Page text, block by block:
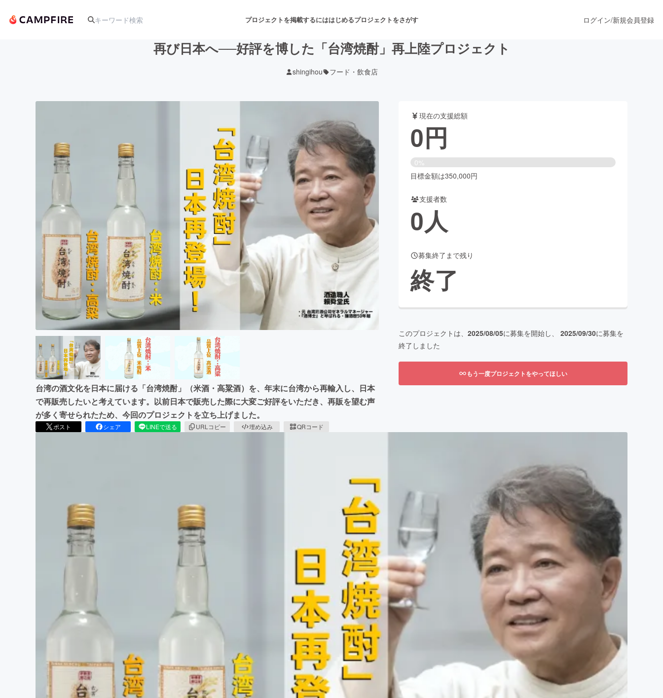
プロジェクトを掲載するにははじめるプロジェクトをさがす
舞台・パフォーマンス
テクノロジー・ガジェット ゲーム・サービス開発 フード・飲食店
映像・映画 書籍・雑誌出版 アニメ・漫画
ビジネス・起業 チャレンジ ビューティー・ヘルスケア
まちづくり・地域活性化
CAMPFIRE for Social Good CAMPFIRE Creation
CAMPFIREふるさと納税machi-ya コミュニティ
ログイン/新規会員登録
再び日本へ──好評を博した「台湾焼酎」再上陸プロジェクト
shingihou フード・飲食店
台湾の酒文化を日本に届ける「台湾焼酎」（米酒・高粱酒）を、年末に台湾から再輸入し、日本
で再販売したいと考えています。以前日本で販売した際に大変ご好評をいただき、再販を望む声
が多く寄せられたため、今回のプロジェクトを立ち上げました。
ポスト シェア LINEで送る URLコピー 埋め込み QRコード
現在の支援総額
0円
0%
目標金額は350,000円
支援者数
0人
募集終了まで残り
終了
このプロジェクトは、 2025/08/05に募集を開始し、 2025/09/30に募集を
終了しました
もう一度プロジェクトをやってほしい